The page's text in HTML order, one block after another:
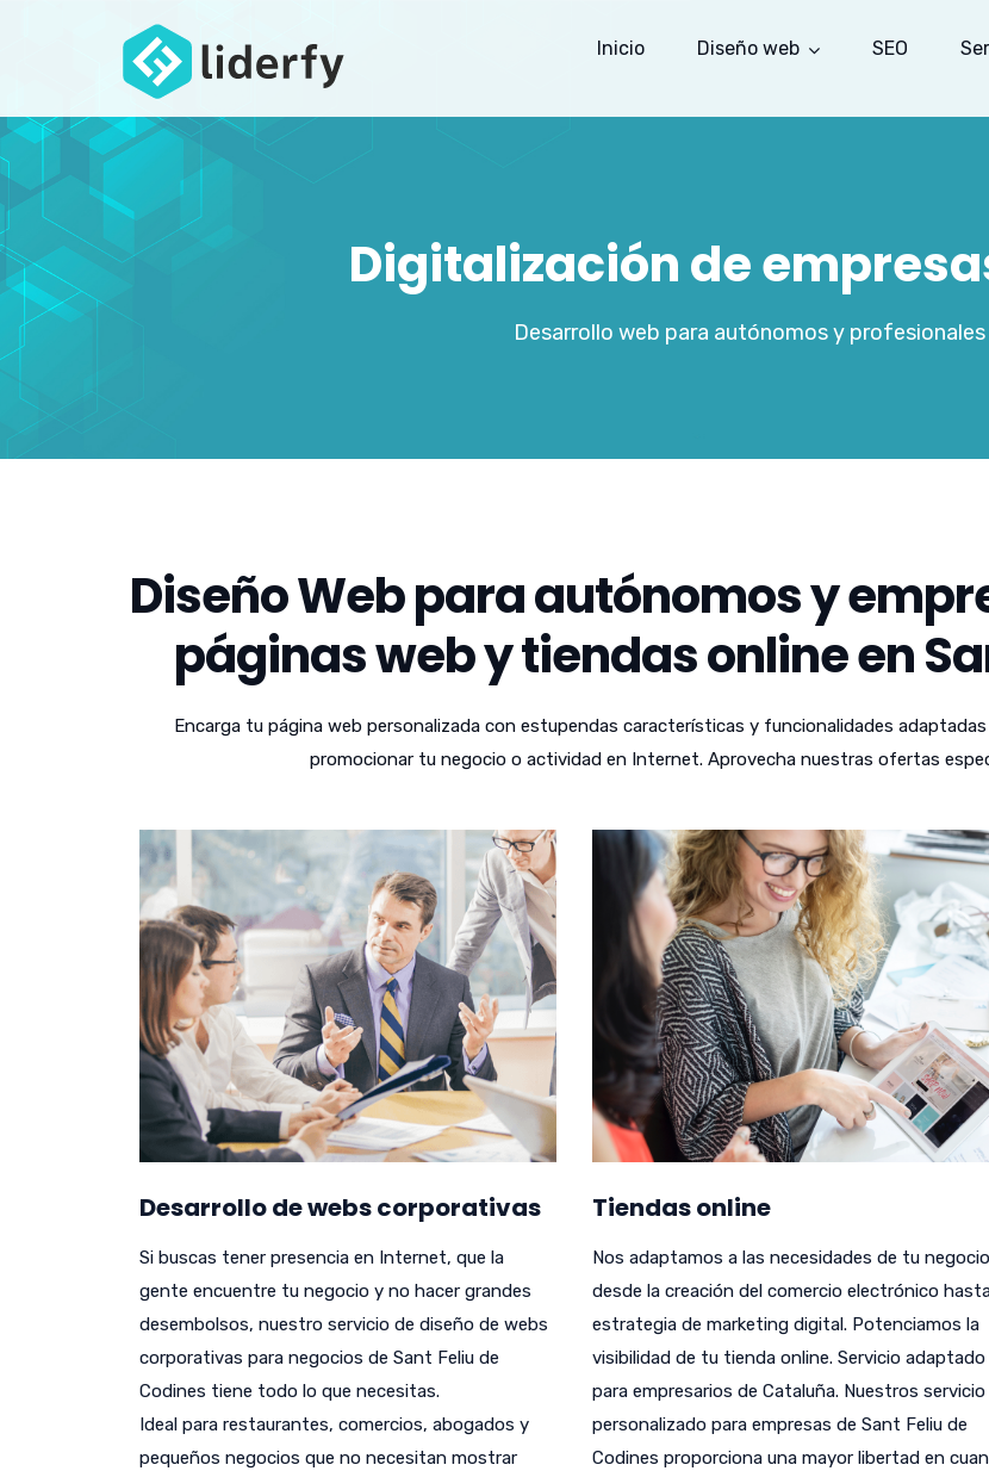
Inicio Diseño web SEO
Digitalización de
Desarrollo web para autónomos y profesionales
Diseño Web para autónomos y
páginas web y tiendas online en
Encarga tu página web personalizada con estupendas características y funcionalidades
promocionar tu negocio o actividad en Internet. Aprovecha nuestras ofertas
Desarrollo de webs corporativas
Si buscas tener presencia en Internet, que la
gente encuentre tu negocio y no hacer grandes
desembolsos, nuestro servicio de diseño de webs
corporativas para negocios de Sant Feliu de
Codines tiene todo lo que necesitas.
Ideal para restaurantes, comercios, abogados y
pequeños negocios que no necesitan mostrar
Tiendas online
Nos adaptamos a las necesidades de tu
desde la creación del comercio electrónico
estrategia de marketing digital. Potenciamos la
visibilidad de tu tienda online. Servicio adaptado
para empresarios de Cataluña. Nuestros servicio
personalizado para empresas de Sant Feliu de
Codines proporciona una mayor libertad en